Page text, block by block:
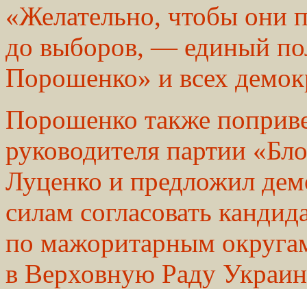
«Желательно, чтобы они
до выборов, — единый
Порошенко» и всех
Порошенко также
руководителя партии
Луценко и предложил
силам согласовать
по мажоритарным
в Верховную Раду